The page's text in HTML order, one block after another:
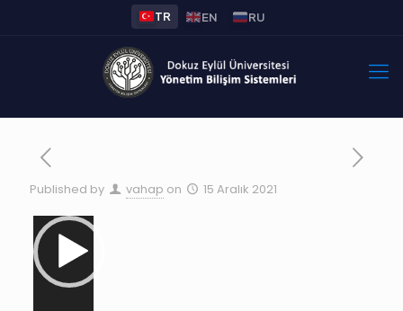
TR EN RU
Published by vahap on
15 Aralık 2021
Video
oynatıcı